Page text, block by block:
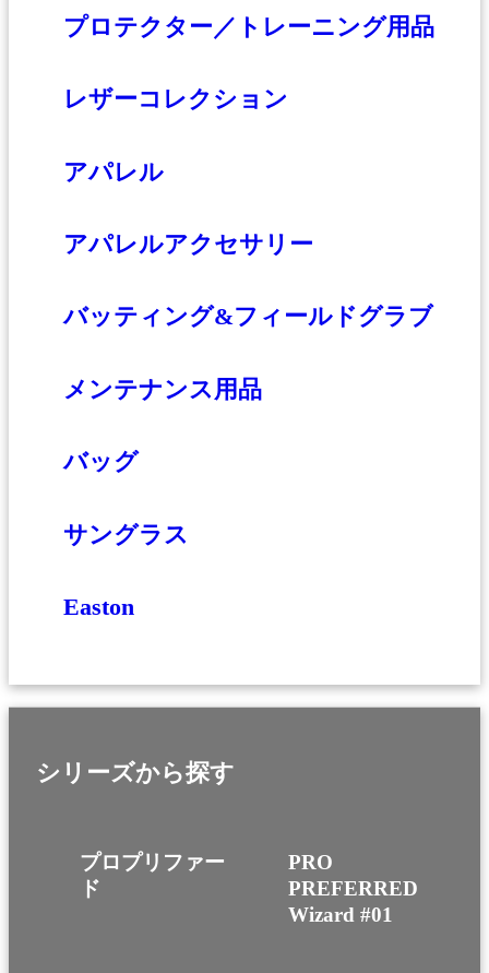
プロテクター／トレーニング用品
レザーコレクション
アパレル
アパレルアクセサリー
バッティング&フィールドグラブ
メンテナンス用品
バッグ
サングラス
Easton
シリーズから探す
プロプリファー
ド
PRO
PREFERRED
Wizard #01